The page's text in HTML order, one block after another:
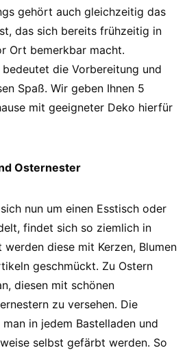
gehört auch gleichzeitig das
das sich bereits frühzeitig in
Ort bemerkbar macht.
die Vorbereitung und
Spaß. Wir geben Ihnen 5
mit geeigneter Deko hierfür
Osternester
nun um einen Esstisch oder
findet sich so ziemlich in
werden diese mit Kerzen, Blumen
geschmückt. Zu Ostern
diesen mit schönen
zu versehen. Die
in jedem Bastelladen und
selbst gefärbt werden. So